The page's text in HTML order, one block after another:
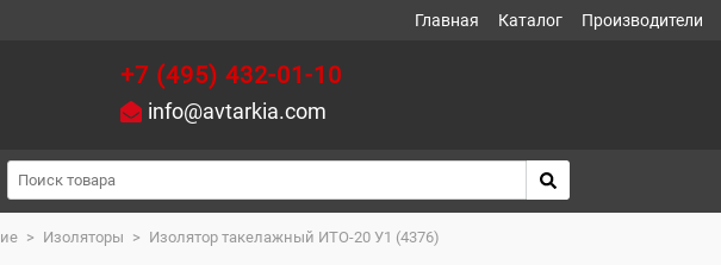
Главная Каталог Производители
+7 (495) 432-01-10
info@avtarkia.com
> Изоляторы > Изолятор такелажный ИТО-20 У1 (4376)